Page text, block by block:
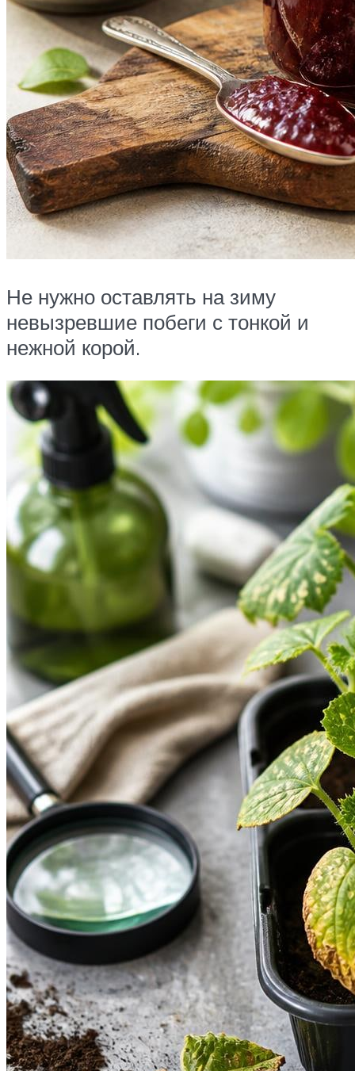
Не нужно оставлять на зиму
невызревшие побеги с тонкой и
нежной корой.